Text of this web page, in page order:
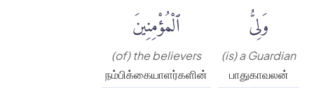
وَلِىُّ
(is) a Guardian
பாதுகாவலன்
ٱلْمُؤْمِنِينَ
(of) the believers
நம்பிக்கையாளர்களின்